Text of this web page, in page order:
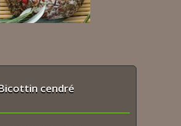
cendré